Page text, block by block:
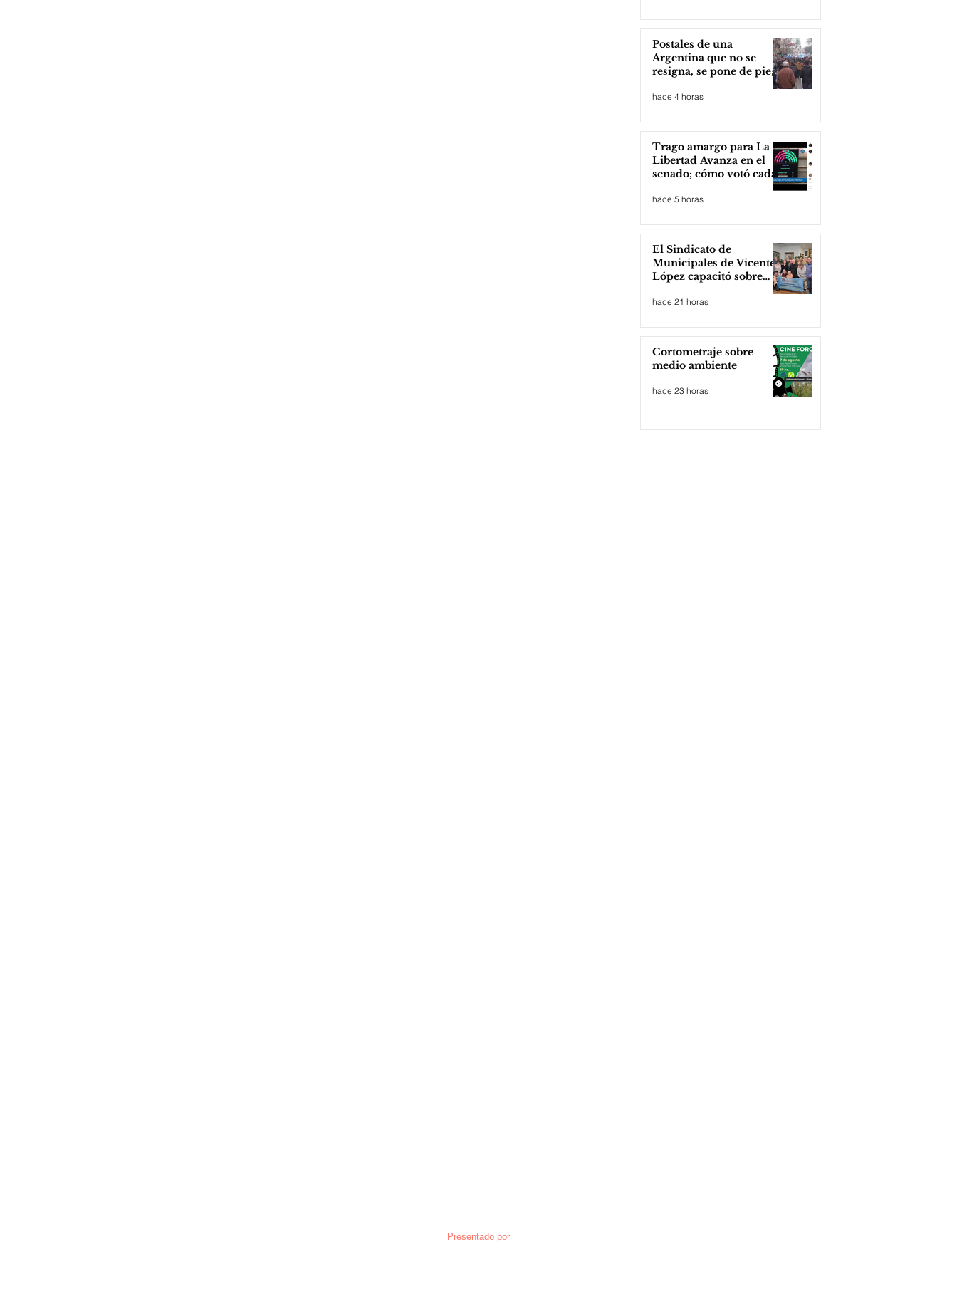
Postales de una
Argentina que no se
resigna, se pone de pie;
hace 4 horas
Trago amargo para La
Libertad Avanza en el
senado; cómo votó cada
hace 5 horas
El Sindicato de
Municipales de Vicente
López capacitó sobre
hace 21 horas
Cortometraje sobre
medio ambiente
hace 23 horas
Presentado por